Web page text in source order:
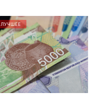
ЛУЧШЕЕ